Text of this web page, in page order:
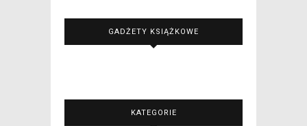
GADŻETY KSIĄŻKOWE
KATEGORIE